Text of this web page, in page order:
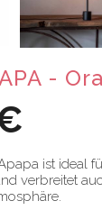
-
ist ideal
verbreitet